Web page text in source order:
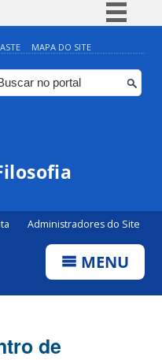
Simplifique!
Comunica BR
Participe
Canais
MAPA DO SITE
Administradores do Site
MENU
de